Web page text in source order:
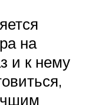
на
и к нему